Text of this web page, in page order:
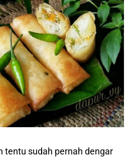
tentu sudah pernah dengar